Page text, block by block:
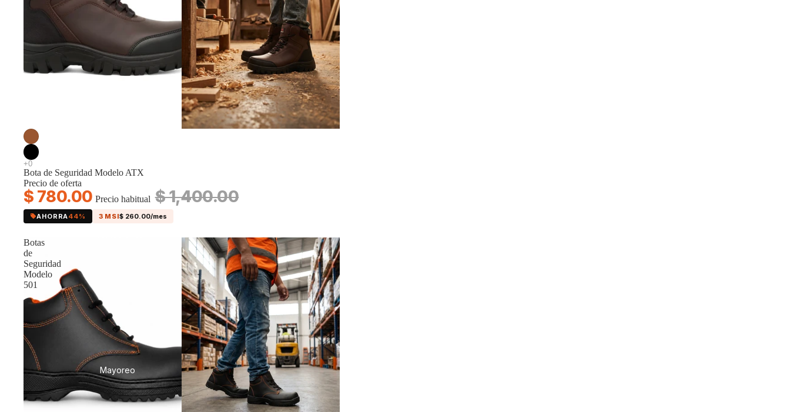
Mayoreo
Oferta
Bota de Seguridad Modelo ATX
Precio de oferta
$ 780.00 Precio habitual $ 1,400.00
AHORRA44% 3 MSI$ 260.00/mes
Botas
de
Seguridad
Modelo
501